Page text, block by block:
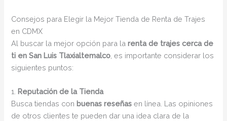
Consejos para Elegir la Mejor Tienda de Renta de Trajes
en CDMX
Al buscar la mejor opción para larenta de trajes cerca de
ti en San Luis Tlaxialtemalco , es importante considerar los
siguientes puntos:
1. Reputación de la Tienda
Busca tiendas con buenas reseñas en línea. Las opiniones
de otros clientes te pueden dar una idea clara de la